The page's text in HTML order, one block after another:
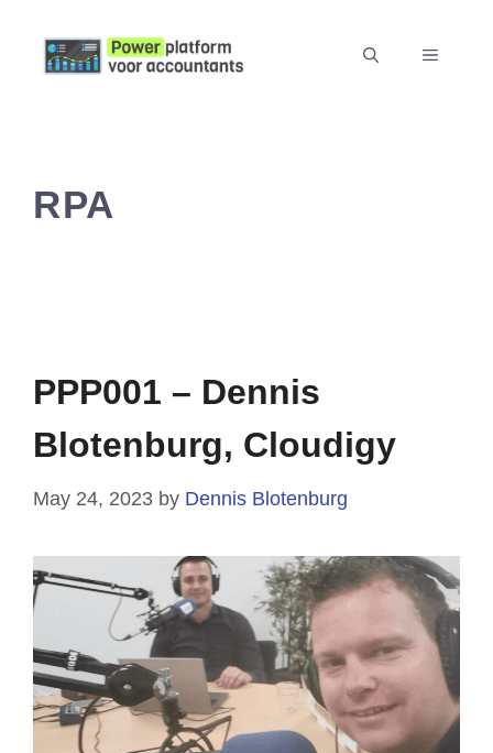
content
MENU
RPA
PPP001 – Dennis
Blotenburg, Cloudigy
May 24, 2023 by Dennis Blotenburg